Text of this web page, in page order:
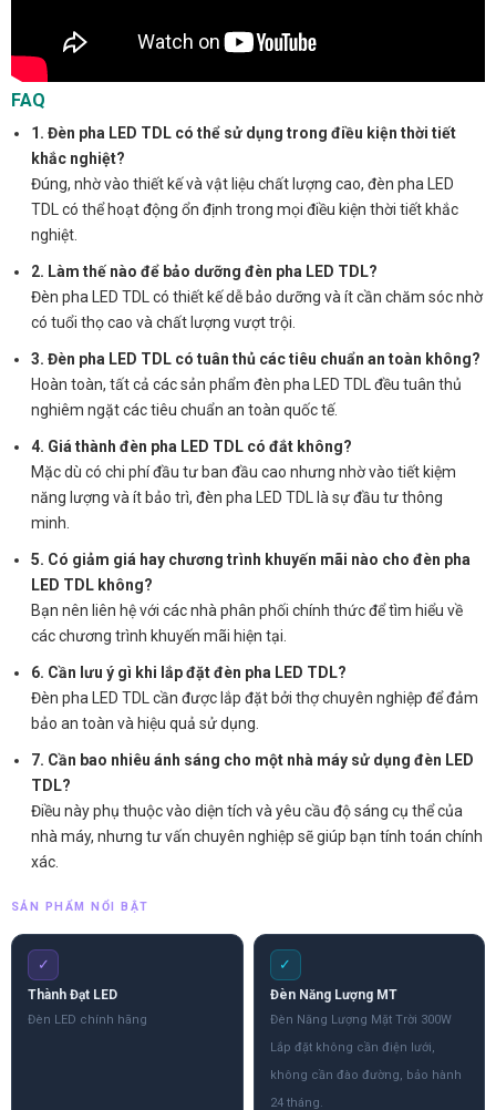
FAQ
1. Đèn pha LED TDL có thể sử dụng trong điều kiện thời tiết
khắc nghiệt?
Đúng, nhờ vào thiết kế và vật liệu chất lượng cao, đèn pha LED
TDL có thể hoạt động ổn định trong mọi điều kiện thời tiết khắc
nghiệt.
2. Làm thế nào để bảo dưỡng đèn pha LED TDL?
Đèn pha LED TDL có thiết kế dễ bảo dưỡng và ít cần chăm sóc nhờ
có tuổi thọ cao và chất lượng vượt trội.
3. Đèn pha LED TDL có tuân thủ các tiêu chuẩn an toàn không?
Hoàn toàn, tất cả các sản phẩm đèn pha LED TDL đều tuân thủ
nghiêm ngặt các tiêu chuẩn an toàn quốc tế.
4. Giá thành đèn pha LED TDL có đắt không?
Mặc dù có chi phí đầu tư ban đầu cao nhưng nhờ vào tiết kiệm
năng lượng và ít bảo trì, đèn pha LED TDL là sự đầu tư thông
minh.
5. Có giảm giá hay chương trình khuyến mãi nào cho đèn pha
LED TDL không?
Bạn nên liên hệ với các nhà phân phối chính thức để tìm hiểu về
các chương trình khuyến mãi hiện tại.
6. Cần lưu ý gì khi lắp đặt đèn pha LED TDL?
Đèn pha LED TDL cần được lắp đặt bởi thợ chuyên nghiệp để đảm
bảo an toàn và hiệu quả sử dụng.
7. Cần bao nhiêu ánh sáng cho một nhà máy sử dụng đèn LED
TDL?
Điều này phụ thuộc vào diện tích và yêu cầu độ sáng cụ thể của
nhà máy, nhưng tư vấn chuyên nghiệp sẽ giúp bạn tính toán chính
xác.
SẢN PHẨM NỔI BẬT
✓
Thành Đạt LED
Đèn LED chính hãng
✓
Đèn Năng Lượng MT
Đèn Năng Lượng Mặt Trời 300W
Lắp đặt không cần điện lưới,
không cần đào đường, bảo hành
24 tháng.